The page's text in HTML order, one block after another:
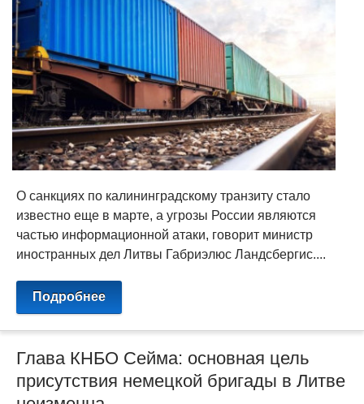
О санкциях по калининградскому транзиту стало
известно еще в марте, а угрозы России являются
частью информационной атаки, говорит министр
иностранных дел Литвы Габриэлюс Ландсбергис....
Подробнее
Глава КНБО Сейма: основная цель
присутствия немецкой бригады в Литве